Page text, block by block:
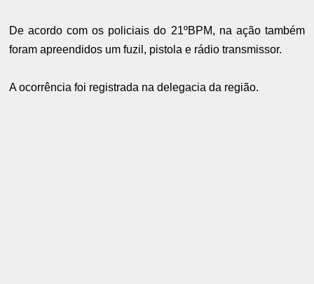
De acordo com os policiais do 21ºBPM, na ação também
foram apreendidos um fuzil, pistola e rádio transmissor.
A ocorrência foi registrada na delegacia da região.